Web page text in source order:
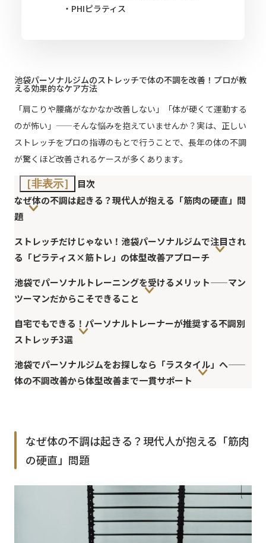
・PHIピラティス
池袋パーソナルジムのストレッチで体の不調を改善！プロが教
える効果的なケア方法
「肩こりや腰痛がなかなか改善しない」「体が硬くて運動する
のが怖い」——そんな悩みを抱えていませんか？実は、正しい
ストレッチをプロの指導のもとで行うことで、長年の体の不調
が驚くほど改善されるケースが多くあります。
［非表示］
目次
なぜ体の不調は起きる？現代人が抱える「筋肉の硬直」問
題
ストレッチだけじゃない！池袋パーソナルジムで注目され
る「ピラティス×筋トレ」の体型改善アプローチ
池袋でパーソナルトレーニングを受けるメリット——マン
ツーマンだからこそできること
自宅でもできる！パーソナルトレーナーが推奨する不調別
ストレッチ3選
池袋でパーソナルジムをお探しなら「ラスタイル」へ——
体の不調改善から体型改善まで一貫サポート
なぜ体の不調は起きる？現代人が抱える「筋肉
の硬直」問題